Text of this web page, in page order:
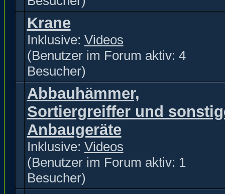
Krane
Inklusive: Videos
(Benutzer im Forum aktiv: 4
Besucher)
Abbauhämmer,
Sortiergreiffer und
Anbaugeräte
Inklusive: Videos
(Benutzer im Forum aktiv: 1
Besucher)